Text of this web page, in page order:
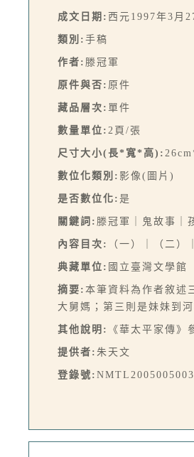
成文日期: 西元1997年3月
類別: 手稿
作者: 滕冠軍
原件與否: 原件
藏品層次: 單件
數量單位: 2頁/張
尺寸大小(長*寬*高):
數位化類別: 影像(圖片)
是否數位化: 是
關鍵詞: 滕冠軍｜鬼故事｜
內容目次: （一）｜（二）
典藏單位: 國立臺灣文學館
摘要: 本筆資料為作者敘述
大舅媽；第三則是妹妹到
其他說明: 《華太平家傳》
提供者: 朱天文
登錄號: